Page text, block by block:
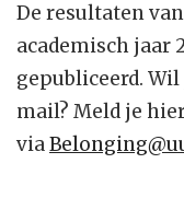
De resultaten
academisch jaar
gepubliceerd.
mail? Meld je
via